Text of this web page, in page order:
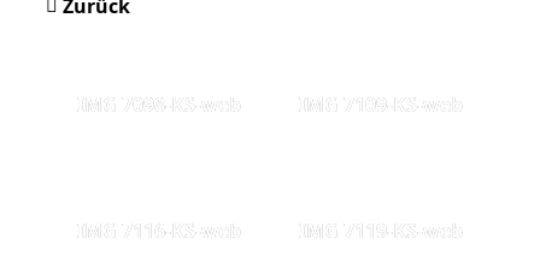
Zurück
IMG 7098-KS-web IMG 7109-KS-web
IMG 7116-KS-web IMG 7119-KS-web